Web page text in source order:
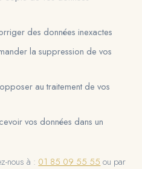
des données inexactes
la suppression de vos
au traitement de vos
vos données dans un
nous à : 01 85 09 55 55 ou par